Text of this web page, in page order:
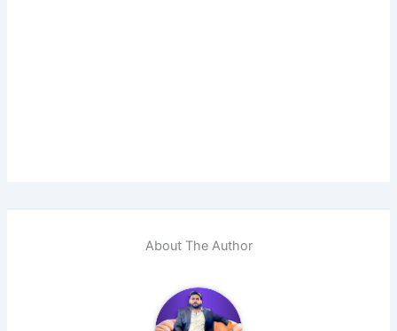
About The Author